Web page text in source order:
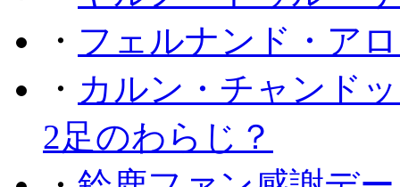
・ フェルナンド・ア
・ カルン・チャンド
2足のわらじ？